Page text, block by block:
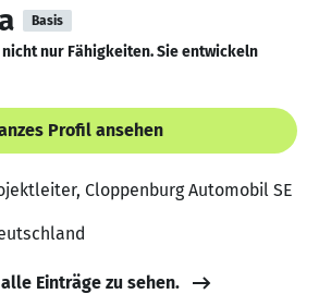
Basis
nur Fähigkeiten. Sie entwickeln
Profil ansehen
Cloppenburg Automobil SE
Einträge zu sehen.